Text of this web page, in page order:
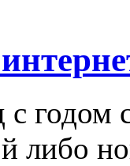
с годом
либо